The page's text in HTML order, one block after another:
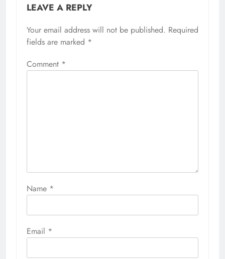
LEAVE A REPLY
Your email address will not be published. Required
fields are marked *
Comment *
Name *
Email *